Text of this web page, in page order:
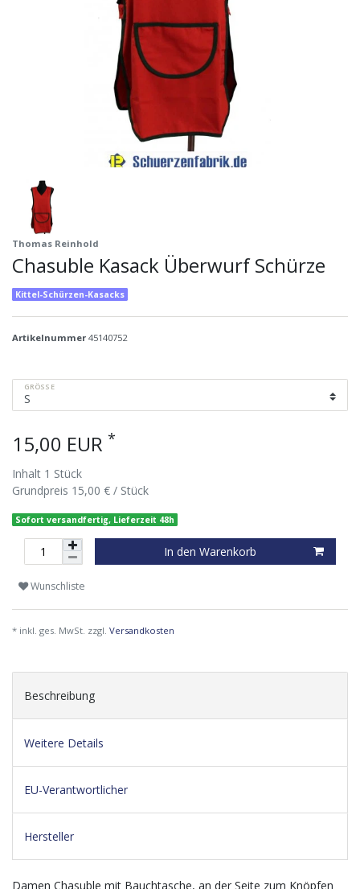
Thomas Reinhold
Chasuble Kasack Überwurf Schürze
Kittel-Schürzen-Kasacks
Artikelnummer 45140752
GRÖSSE
15,00 EUR *
Inhalt 1 Stück
Grundpreis 15,00 € / Stück
Sofort versandfertig, Lieferzeit 48h
In den Warenkorb
Wunschliste
* inkl. ges. MwSt. zzgl. Versandkosten
Beschreibung
Weitere Details
EU-Verantwortlicher
Hersteller
Damen Chasuble mit Bauchtasche, an der Seite zum Knöpfen